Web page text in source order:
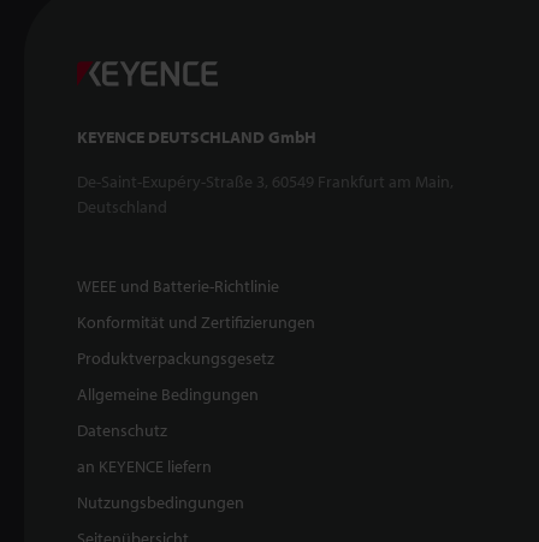
KEYENCE DEUTSCHLAND GmbH
De-Saint-Exupéry-Straße 3, 60549 Frankfurt am Main,
Deutschland
WEEE und Batterie-Richtlinie
Konformität und Zertifizierungen
Produktverpackungsgesetz
Allgemeine Bedingungen
Datenschutz
an KEYENCE liefern
Nutzungsbedingungen